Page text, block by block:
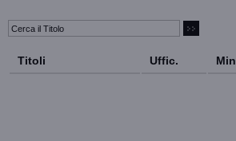
Titoli Uffic. Min